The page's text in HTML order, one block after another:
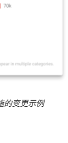
的变更示例